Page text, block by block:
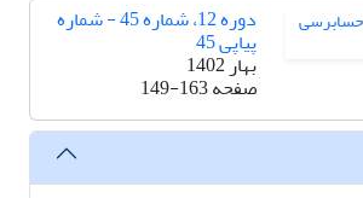
دوره 12، شماره 45 - شماره
پیاپی 45
بهار 1402
صفحه149-163